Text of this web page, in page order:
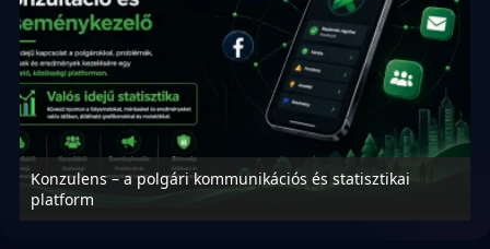
Konzulens – a polgári kommunikációs és statisztikai
platform